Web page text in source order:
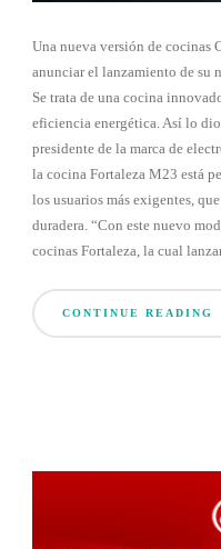
Una nueva versión de cocinas
anunciar el lanzamiento de su
Se trata de una cocina
eficiencia energética. Así lo
presidente de la marca de
la cocina Fortaleza M23 está
los usuarios más exigentes,
duradera. “Con este nuevo
cocinas Fortaleza, la cual
CONTINUE READING